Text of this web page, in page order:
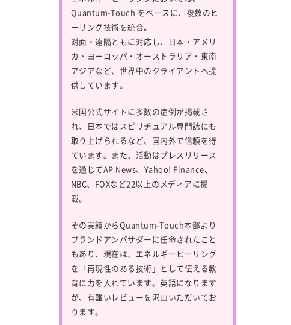
Quantum-Touch をベースに、複数のヒ
ーリング技術を統合。
対面・遠隔ともに対応し、日本・アメリ
カ・ヨーロッパ・オーストラリア・東南
アジアなど、世界中のクライアントへ提
供しています。
米国公式サイトに多数の症例が掲載さ
れ、日本ではスピリチュアル専門誌にも
取り上げられるなど、国内外で信頼を得
ています。また、活動はプレスリリース
を通じてAP News、Yahoo! Finance、
NBC、FOXなど22以上のメディアに掲
載。
その実績からQuantum-Touch本部より
ブランドアンバサダーに任命されたこと
もあり、現在は、エネルギーヒーリング
を「再現性のある技術」として伝える教
育に力を入れています。英語になります
が、有難いレビューを沢山いただいてお
ります。